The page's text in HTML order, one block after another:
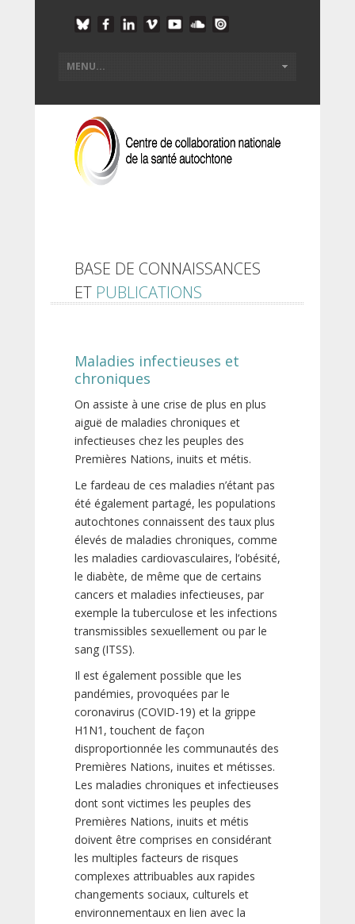
BASE DE CONNAISSANCES
ET PUBLICATIONS
Maladies infectieuses et
chroniques
On assiste à une crise de plus en plus
aiguë de maladies chroniques et
infectieuses chez les peuples des
Premières Nations, inuits et métis.
Le fardeau de ces maladies n’étant pas
été également partagé, les populations
autochtones connaissent des taux plus
élevés de maladies chroniques, comme
les maladies cardiovasculaires, l’obésité,
le diabète, de même que de certains
cancers et maladies infectieuses, par
exemple la tuberculose et les infections
transmissibles sexuellement ou par le
sang (ITSS).
Il est également possible que les
pandémies, provoquées par le
coronavirus (COVID-19) et la grippe
H1N1, touchent de façon
disproportionnée les communautés des
Premières Nations, inuites et métisses.
Les maladies chroniques et infectieuses
dont sont victimes les peuples des
Premières Nations, inuits et métis
doivent être comprises en considérant
les multiples facteurs de risques
complexes attribuables aux rapides
changements sociaux, culturels et
environnementaux en lien avec la